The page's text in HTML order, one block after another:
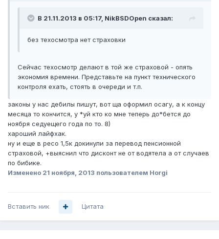
В 21.11.2013 в 05:17, NikBSDOpen сказал:
без техосмотра нет страховки
Сейчас техосмотр делают в той же страховой - опять
экономия времени. Представьте на пункт технического
контроля ехать, стоять в очереди и т.п.
законы у нас дебилы пишут, вот ща оформил осагу, а к концу
месяца то кончится, у *уй кто ко мне теперь до*бется до
ноября седуещего года по то. 8)
хароший лайфхак.
ну и еще в ресо 1,5к докинули за перевод пенсионной
страховой, +выяснил что дисконт не от водятела а от случаев
по бибике.
Изменено 21 ноября, 2013 пользователем Horgi
Вставить ник Цитата